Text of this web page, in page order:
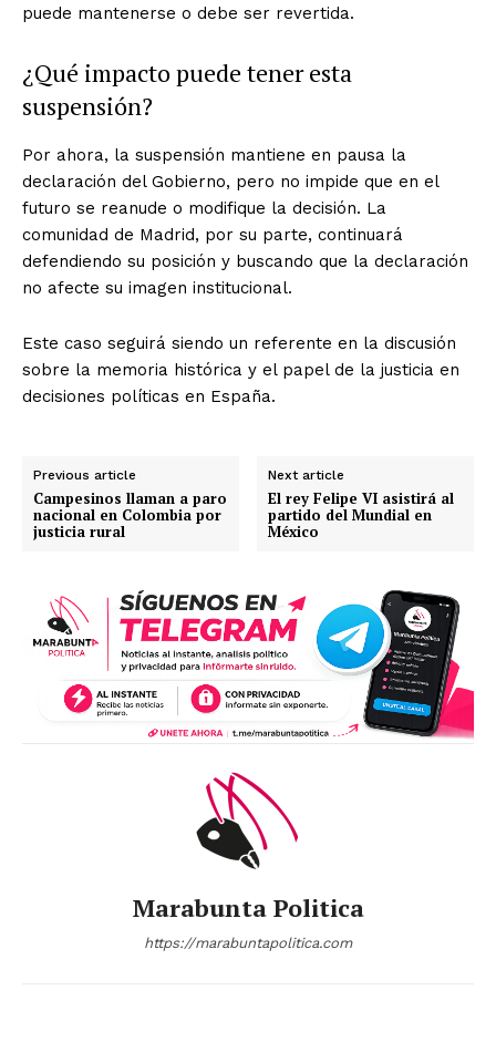
puede mantenerse o debe ser revertida.
¿Qué impacto puede tener esta
suspensión?
Por ahora, la suspensión mantiene en pausa la
declaración del Gobierno, pero no impide que en el
futuro se reanude o modifique la decisión. La
comunidad de Madrid, por su parte, continuará
defendiendo su posición y buscando que la declaración
no afecte su imagen institucional.
Este caso seguirá siendo un referente en la discusión
sobre la memoria histórica y el papel de la justicia en
decisiones políticas en España.
Previous article
Campesinos llaman a paro
nacional en Colombia por
justicia rural
Next article
El rey Felipe VI asistirá al
partido del Mundial en
México
Marabunta Politica
https://marabuntapolitica.com